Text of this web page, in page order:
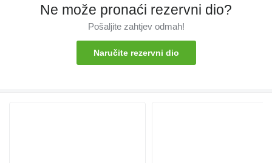
Ne može pronaći rezervni dio?
Pošaljite zahtjev odmah!
Naručite rezervni dio